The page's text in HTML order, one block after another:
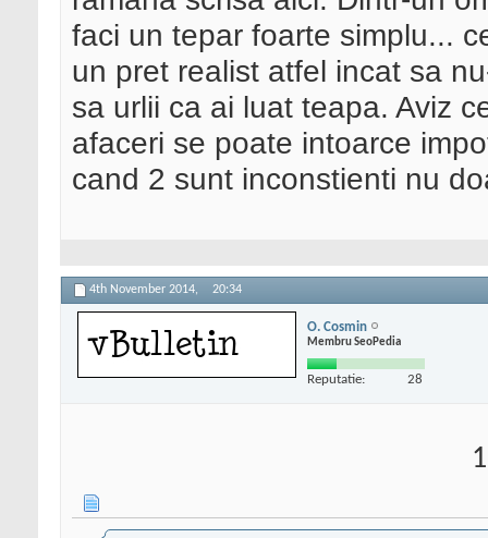
faci un tepar foarte simplu...
un pret realist atfel incat sa
sa urlii ca ai luat teapa. Aviz
afaceri se poate intoarce
cand 2 sunt inconstienti nu
4th November 2014, 20:34
O. Cosmin
Membru SeoPedia
Reputatie: 28